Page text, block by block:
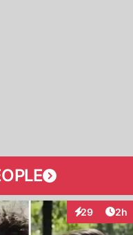
29
Interaktionen
2h